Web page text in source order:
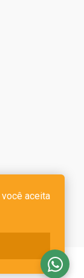
0001-06
aceita